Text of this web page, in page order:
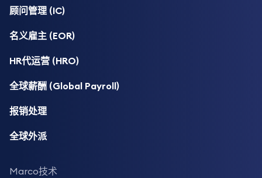
顾问管理 (IC)
名义雇主 (EOR)
HR代运营 (HRO)
全球薪酬 (Global Payroll)
报销处理
全球外派
Marco技术